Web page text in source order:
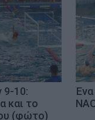
10:
και το
(φώτο)